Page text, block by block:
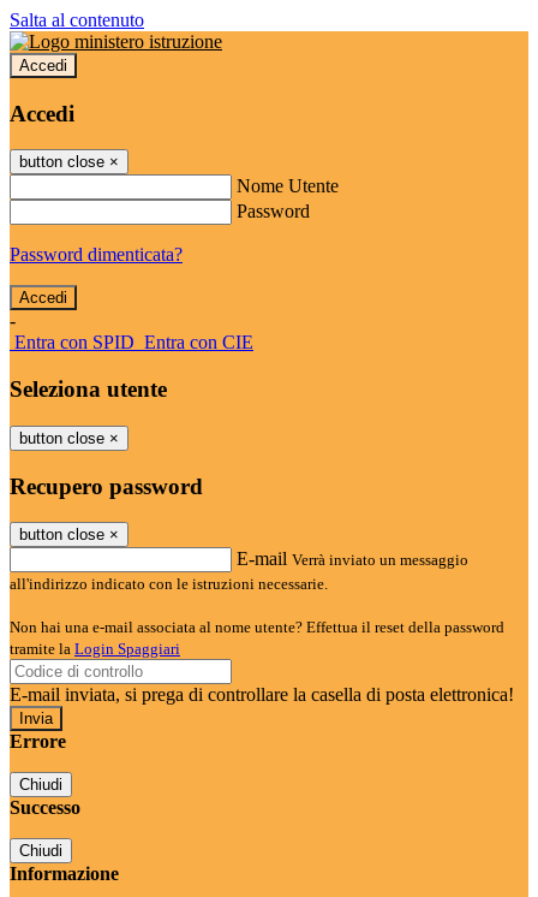
Salta al contenuto
Accedi
Accedi
button close ×
Nome Utente
Password
Password dimenticata?
-
Entra con SPID Entra con CIE
Seleziona utente
button close ×
Recupero password
button close ×
E-mail Verrà inviato un messaggio
all'indirizzo indicato con le istruzioni necessarie.
Non hai una e-mail associata al nome utente? Effettua il reset della password
tramite la Login Spaggiari
E-mail inviata, si prega di controllare la casella di posta elettronica!
Errore
Chiudi
Successo
Chiudi
Informazione